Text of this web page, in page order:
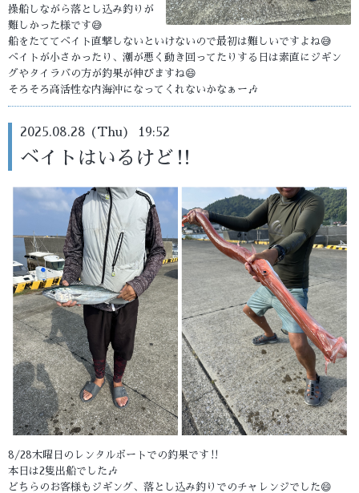
操船しながら落とし込み釣りが
難しかった様です😅
船をたててベイト直撃しないといけないので最初は難しいですよね😅
ベイトが小さかったり、潮が悪く動き回ってたりする日は素直にジギン
グやタイラバの方が釣果が伸びますね😄
そろそろ高活性な内海沖になってくれないかなぁー🎶
2025.08.28 (Thu) 19:52
ベイトはいるけど‼️
8/28木曜日のレンタルボートでの釣果です‼️
本日は2隻出船でした🎶
どちらのお客様もジギング、落とし込み釣りでのチャレンジでした😄